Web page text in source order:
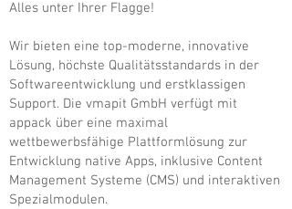
Alles unter Ihrer Flagge!
Wir bieten eine top-moderne, innovative
Lösung, höchste Qualitätsstandards in der
Softwareentwicklung und erstklassigen
Support. Die vmapit GmbH verfügt mit
appack über eine maximal
wettbewerbsfähige Plattformlösung zur
Entwicklung native Apps, inklusive Content
Management Systeme (CMS) und interaktiven
Spezialmodulen.